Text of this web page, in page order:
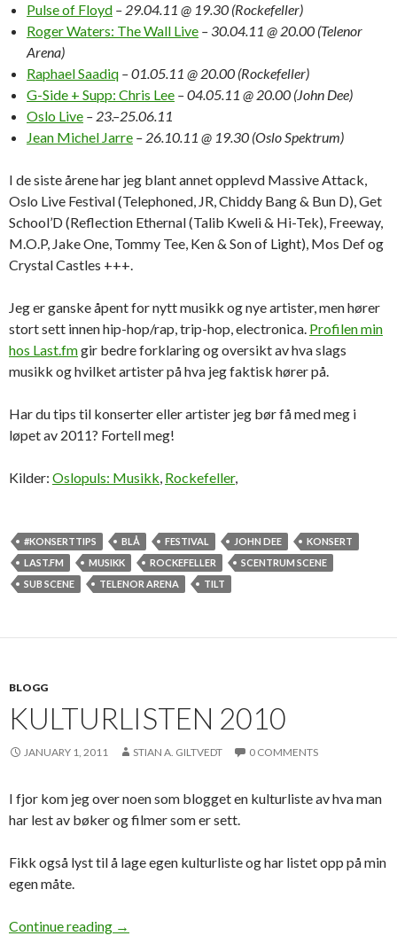
Pulse of Floyd – 29.04.11 @ 19.30 (Rockefeller)
Roger Waters: The Wall Live – 30.04.11 @ 20.00 (Telenor
Arena)
Raphael Saadiq – 01.05.11 @ 20.00 (Rockefeller)
G-Side + Supp: Chris Lee – 04.05.11 @ 20.00 (John Dee)
Oslo Live – 23.–25.06.11
Jean Michel Jarre – 26.10.11 @ 19.30 (Oslo Spektrum)
I de siste årene har jeg blant annet opplevd Massive Attack,
Oslo Live Festival (Telephoned, JR, Chiddy Bang & Bun D), Get
School’D (Reflection Ethernal (Talib Kweli & Hi-Tek), Freeway,
M.O.P, Jake One, Tommy Tee, Ken & Son of Light), Mos Def og
Crystal Castles +++.
Jeg er ganske åpent for nytt musikk og nye artister, men hører
stort sett innen hip-hop/rap, trip-hop, electronica. Profilen min
hos Last.fmgir bedre forklaring og oversikt av hva slags
musikk og hvilket artister på hva jeg faktisk hører på.
Har du tips til konserter eller artister jeg bør få med meg i
løpet av 2011? Fortell meg!
Kilder: Oslopuls: Musikk, Rockefeller,
#KONSERTTIPS BLÅ FESTIVAL JOHN DEE
KONSERT
LAST.FM
MUSIKK ROCKEFELLER
SCENTRUM SCENE
SUB SCENE
TELENOR ARENA TILT
BLOGG
KULTURLISTEN 2010
JANUARY 1, 2011 STIAN A. GILTVEDT 0 COMMENTS
I fjor kom jeg over noen som blogget en kulturliste av hva man
har lest av bøker og filmer som er sett.
Fikk også lyst til å lage egen kulturliste og har listet opp på min
egen måte.
Continue reading →